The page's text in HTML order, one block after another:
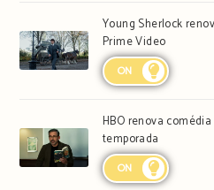
Young Sherlock
Prime Video
ON
HBO renova
temporada
ON